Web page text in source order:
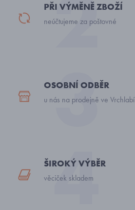
PŘI VÝMĚNĚ ZBOŽÍ
neúčtujeme za poštovné
OSOBNÍ ODBĚR
u nás na prodejně ve Vrchlabí
ŠIROKÝ VÝBĚR
věciček skladem